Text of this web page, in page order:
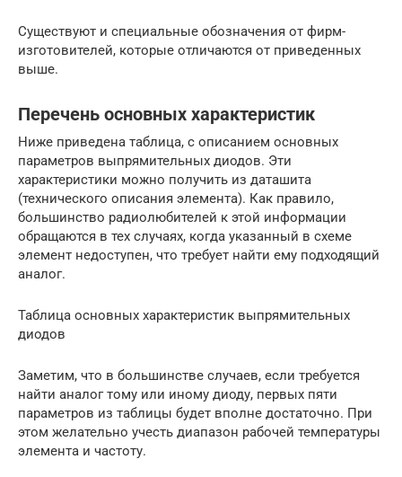
Существуют и специальные обозначения от фирм-
изготовителей, которые отличаются от приведенных
выше.
Перечень основных характеристик
Ниже приведена таблица, с описанием основных
параметров выпрямительных диодов. Эти
характеристики можно получить из даташита
(технического описания элемента). Как правило,
большинство радиолюбителей к этой информации
обращаются в тех случаях, когда указанный в схеме
элемент недоступен, что требует найти ему подходящий
аналог.
Таблица основных характеристик выпрямительных
диодов
Заметим, что в большинстве случаев, если требуется
найти аналог тому или иному диоду, первых пяти
параметров из таблицы будет вполне достаточно. При
этом желательно учесть диапазон рабочей температуры
элемента и частоту.